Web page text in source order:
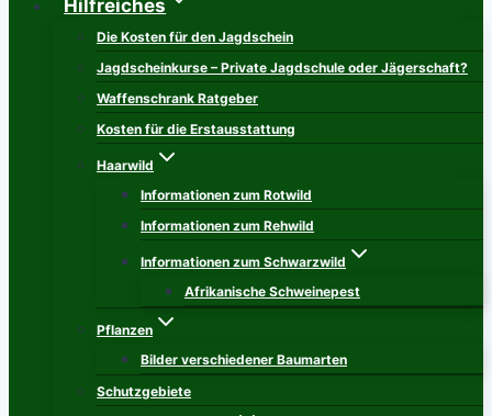
Hilfreiches
Die Kosten für den Jagdschein
Jagdscheinkurse – Private Jagdschule oder Jägerschaft?
Waffenschrank Ratgeber
Kosten für die Erstausstattung
Haarwild
Informationen zum Rotwild
Informationen zum Rehwild
Informationen zum Schwarzwild
Afrikanische Schweinepest
Pflanzen
Bilder verschiedener Baumarten
Schutzgebiete